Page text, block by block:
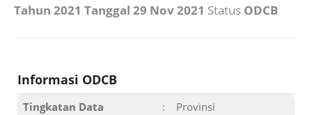
Tahun 2021 Tanggal 29 Nov 2021 Status ODCB
Informasi ODCB
Tingkatan Data :
Provinsi